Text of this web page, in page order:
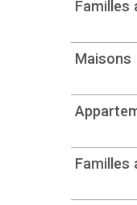
Familles
Maisons
Familles